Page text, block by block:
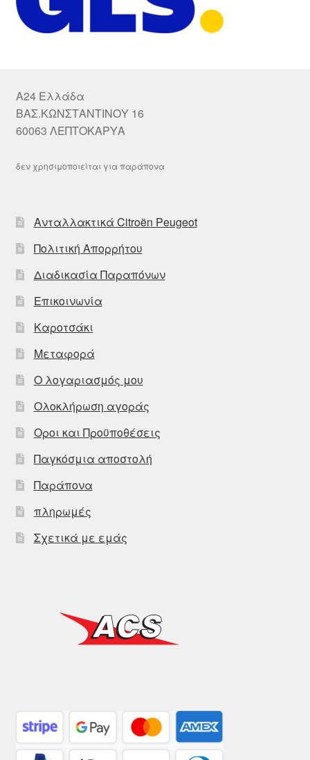
A24 Ελλάδα
ΒΑΣ.ΚΩΝΣΤΑΝΤΙΝΟΥ 16
60063 ΛΕΠΤΟΚΑΡΥΑ
δεν χρησιμοποιείται για παράπονα
Ανταλλακτικά Citroën Peugeot
Πολιτική Απορρήτου
Διαδικασία Παραπόνων
Επικοινωνία
Καροτσάκι
Μεταφορά
Ο λογαριασμός μου
Ολοκλήρωση αγοράς
Οροι και Προϋποθέσεις
Παγκόσμια αποστολή
Παράπονα
πληρωμές
Σχετικά με εμάς